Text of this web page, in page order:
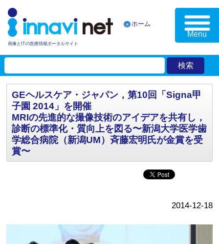
画像とITの医療情報ポータルサイト
ホーム
Menu
GEヘルスケア・ジャパン，第10回「Signa甲
子園 2014」を開催
MRIの先進的な撮像技術のアイデアを共有し，
診断の標準化・質向上を図る〜新潟大学医学歯
学総合病院（新潟UM）斉藤宏明氏が金賞を受
賞〜
2014-12-18